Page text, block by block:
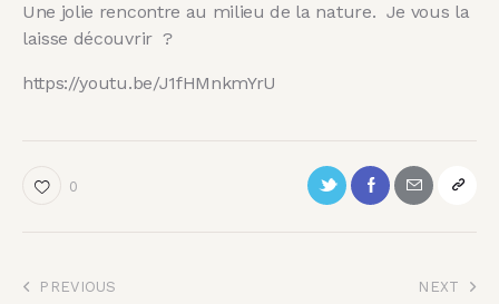
Une jolie rencontre au milieu de la nature. Je vous la
laisse découvrir ?
https://youtu.be/J1fHMnkmYrU
0
PREVIOUS NEXT